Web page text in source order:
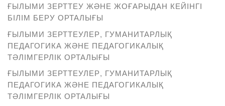
ҒЫЛЫМИ ЗЕРТТЕУ ЖӘНЕ ЖОҒАРЫДАН КЕЙІНГІ
БІЛІМ БЕРУ ОРТАЛЫҒЫ
ҒЫЛЫМИ ЗЕРТТЕУЛЕР, ГУМАНИТАРЛЫҚ
ПЕДАГОГИКА ЖӘНЕ ПЕДАГОГИКАЛЫҚ
ТӘЛІМГЕРЛІК ОРТАЛЫҒЫ
ҒЫЛЫМИ ЗЕРТТЕУЛЕР, ГУМАНИТАРЛЫҚ
ПЕДАГОГИКА ЖӘНЕ ПЕДАГОГИКАЛЫҚ
ТӘЛІМГЕРЛІК ОРТАЛЫҒЫ